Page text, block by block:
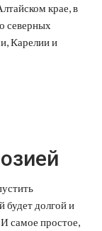
крае, в
северных
Карелии и
будет долгой и
самое простое,